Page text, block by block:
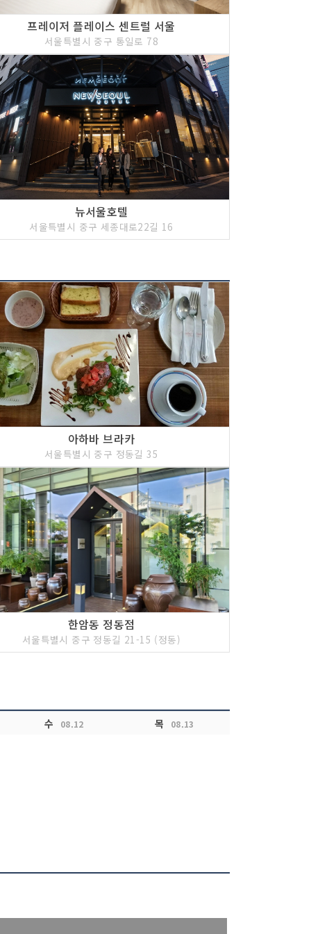
프레이저 플레이스 센트럴 서울
서울특별시 중구 통일로 78
뉴서울호텔
서울특별시 중구 세종대로22길 16
아하바 브라카
서울특별시 중구 정동길 35
한암동 정동점
서울특별시 중구 정동길 21-15 (정동)
수 08.12 목 08.13